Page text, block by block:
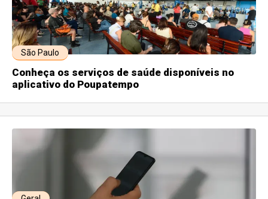
São Paulo
Conheça os serviços de saúde disponíveis no
aplicativo do Poupatempo